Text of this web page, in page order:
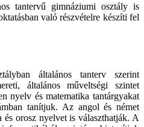
tantervű gimnáziumi osztály is
való részvételre készíti fel
általános tanterv szerint
általános műveltségi szintet
nyelv és matematika tantárgyakat
tanítjuk. Az angol és német
orosz nyelvet is választhatják. A